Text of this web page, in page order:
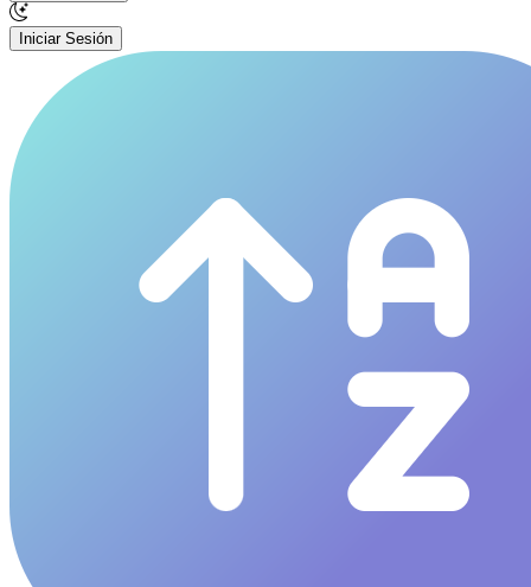
Iniciar Sesión